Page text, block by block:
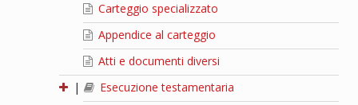
Carteggio specializzato
Appendice al carteggio
Atti e documenti diversi
|
Esecuzione testamentaria